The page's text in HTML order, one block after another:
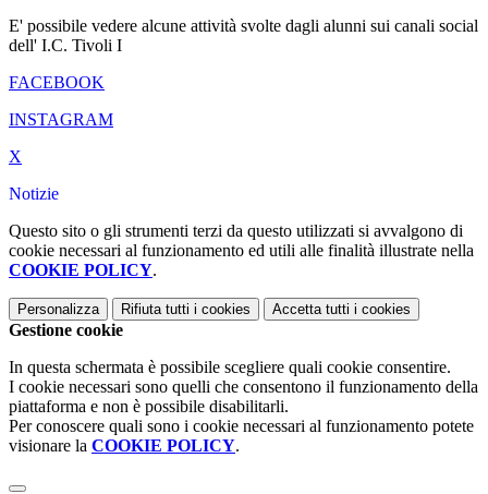
E' possibile vedere alcune attività svolte dagli alunni sui canali social
dell' I.C. Tivoli I
FACEBOOK
INSTAGRAM
X
Notizie
Questo sito o gli strumenti terzi da questo utilizzati si avvalgono di
cookie necessari al funzionamento ed utili alle finalità illustrate nella
COOKIE POLICY.
Personalizza Rifiuta tutti i cookies Accetta tutti i cookies
Gestione cookie
In questa schermata è possibile scegliere quali cookie consentire.
I cookie necessari sono quelli che consentono il funzionamento della
piattaforma e non è possibile disabilitarli.
Per conoscere quali sono i cookie necessari al funzionamento potete
visionare la COOKIE POLICY.